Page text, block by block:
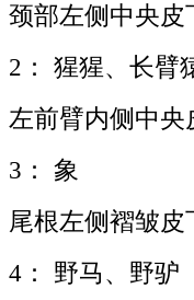
颈部左侧中央皮
2： 猩猩、长臂
左前臂内侧中央
3： 象
尾根左侧褶皱皮
4： 野马、野驴